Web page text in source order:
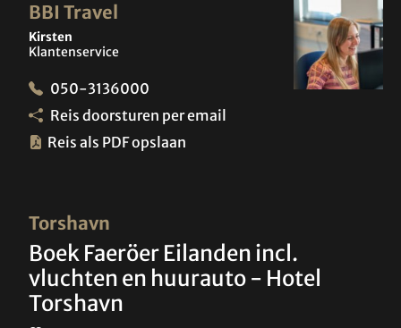
Torshavn
Boek Faeröer Eilanden incl.
vluchten en huurauto - Hotel
Torshavn
BBI Travel
Kirsten
Klantenservice
050-3136000
Reis doorsturen per email
Reis als PDF opslaan